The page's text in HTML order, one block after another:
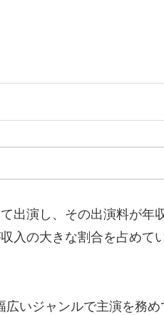
出演し、その出演料が
入の大きな割合を占めて
いジャンルで主演を務